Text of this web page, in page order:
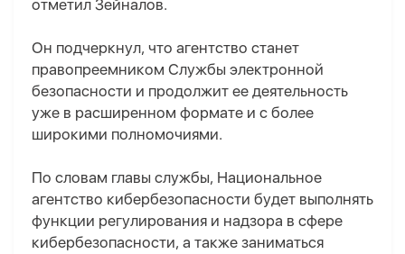
отметил Зейналов.
Он подчеркнул, что агентство станет
правопреемником Службы электронной
безопасности и продолжит ее деятельность
уже в расширенном формате и с более
широкими полномочиями.
По словам главы службы, Национальное
агентство кибербезопасности будет выполнять
функции регулирования и надзора в сфере
кибербезопасности, а также заниматься